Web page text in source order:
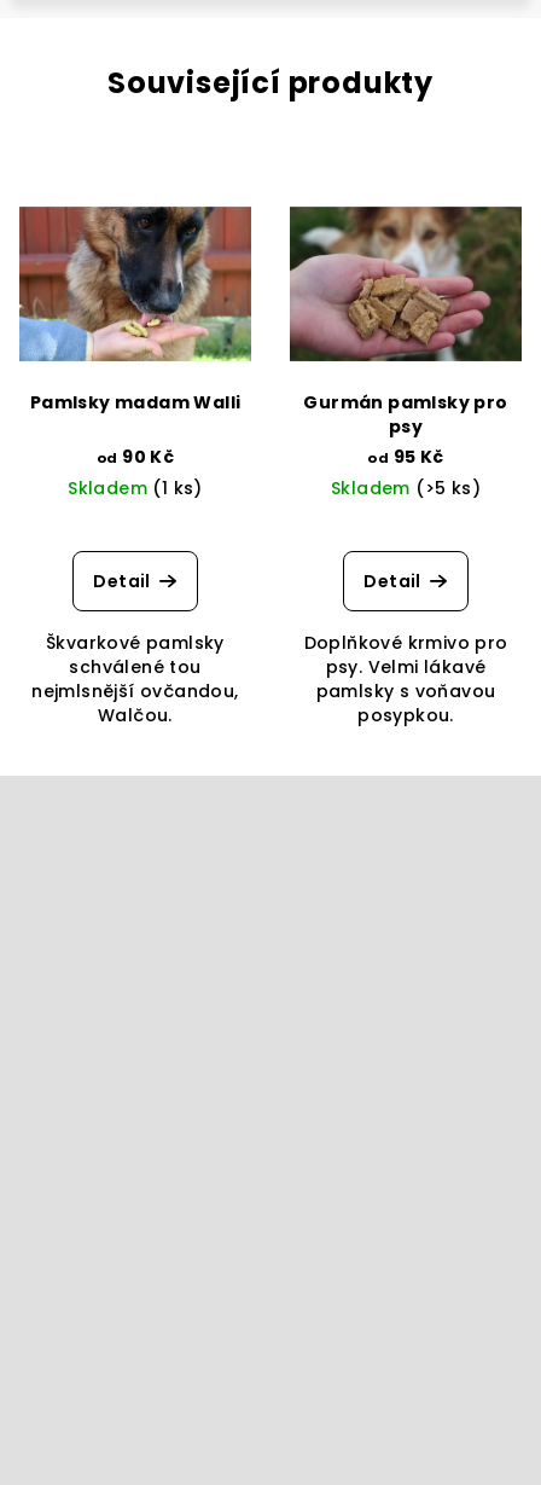
Související produkty
Pamlsky madam Walli
od 90 Kč
Skladem (1 ks)
hodnocení
produktu
z
5
hvězdiček.
Detail
Škvarkové pamlsky
schválené tou
nejmlsnější ovčandou,
Walčou.
Gurmán pamlsky pro
psy
od 95 Kč
Skladem (>5 ks)
Detail
Doplňkové krmivo pro
psy. Velmi lákavé
pamlsky s voňavou
posypkou.